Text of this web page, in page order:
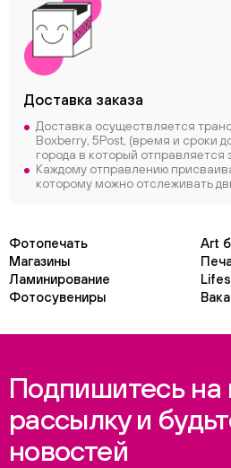
Доставка заказа
Доставка осуществляется
Boxberry, 5Post, (время и сроки
города в который отправляется
Каждому отправлению
которому можно отслеживать
Фотопечать
Art
Магазины
Ламинирование
Фотосувениры
Подпишитесь на
рассылку и
новостей